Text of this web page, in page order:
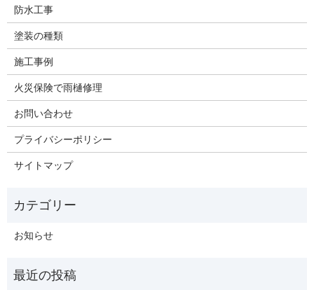
防水工事
塗装の種類
施工事例
火災保険で雨樋修理
お問い合わせ
プライバシーポリシー
サイトマップ
お知らせ